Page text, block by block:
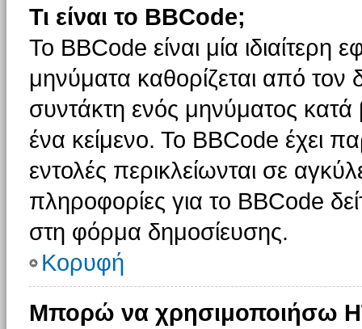
Τι είναι το BBCode;
Το BBCode είναι μία
μηνύματα καθορίζεται από τον
συντάκτη ενός μηνύματος
ένα κείμενο. Το BBCode έχει
εντολές περικλείωνται σε
πληροφορίες για το BBCode
στη φόρμα δημοσίευσης.
Κορυφή
Μπορώ να χρησιμοποιήσω